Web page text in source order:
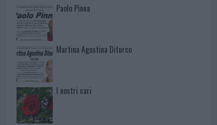
Paolo Pinna
Martina Agostina Diturco
I nostri cari